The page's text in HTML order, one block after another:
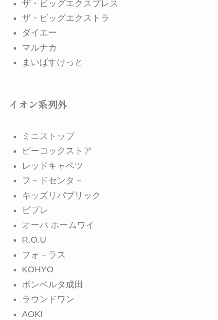
ザ・ビッグエクスプレス
ザ・ビッグエクストラ
ダイエー
マルナカ
まいばすけっと
イオン系列外
ミニストップ
ピーコックストア
レッドキャベツ
フ－ドセンタ－
キッズリパブリック
ビブレ
オーパ ホームワイ
R.O.U
フォ－ラス
KOHYO
ボンベルタ成田
ラウンドワン
AOKI